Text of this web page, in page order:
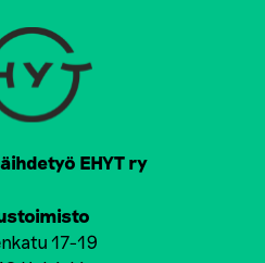
EHYT ry
17-19